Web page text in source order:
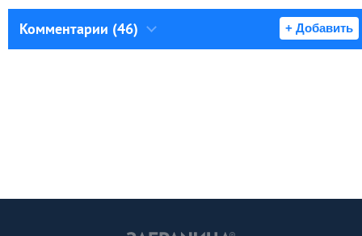
Комментарии (46) + Добавить